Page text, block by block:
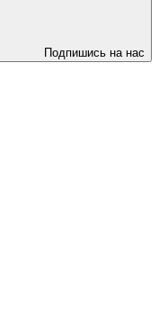
Подпишись на нас